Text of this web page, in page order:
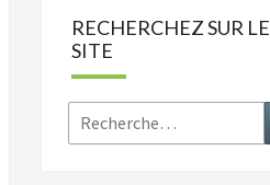
RECHERCHEZ SUR LE
SITE
Rechercher :